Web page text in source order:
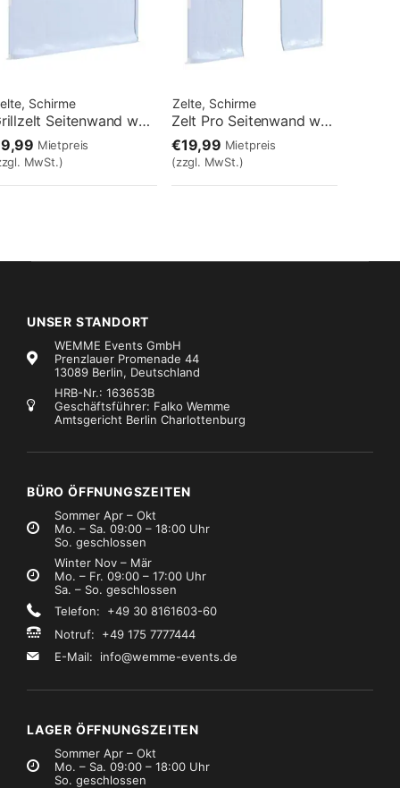
Schirme
Grillzelt Seitenwand weiß 2mx2m
Mietpreis
MwSt.)
Zelte, Schirme
Zelt Pro Seitenwand weiß 4mx4m mit Tür
€19,99 Mietpreis
(zzgl. MwSt.)
Schirme
MwSt.)
Zelte, Schirme
(zzgl. MwSt.)
UNSER STANDORT
WEMME Events GmbH
Prenzlauer Promenade 44
13089 Berlin, Deutschland
HRB-Nr.: 163653B
Geschäftsführer: Falko Wemme
Amtsgericht Berlin Charlottenburg
BÜRO ÖFFNUNGSZEITEN
Sommer Apr – Okt
Mo. – Sa. 09:00 – 18:00 Uhr
So. geschlossen
Winter Nov – Mär
Mo. – Fr. 09:00 – 17:00 Uhr
Sa. – So. geschlossen
Telefon: +49 30 8161603-60
Notruf: +49 175 7777444
E-Mail: info@wemme-events.de
LAGER ÖFFNUNGSZEITEN
Sommer Apr – Okt
Mo. – Sa. 09:00 – 18:00 Uhr
So. geschlossen